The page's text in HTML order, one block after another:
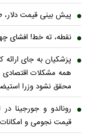
پیش بینی قیمت دلار، طلا و
نقطه، ته خط! افشای
پزشکیان به جای ارائه
همه مشکلات
محقق نشود وزرا
رونالدو و جورجینا
قیمت نجومی و